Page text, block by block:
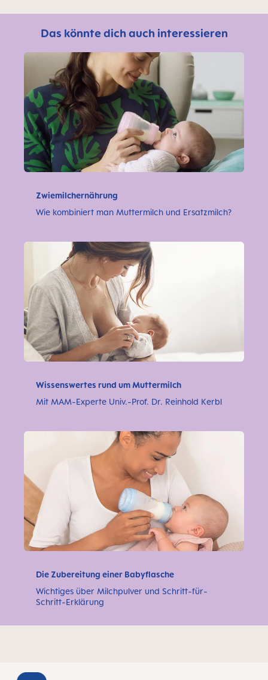
Das könnte dich auch interessieren
Zwiemilchernährung
Wie kombiniert man Muttermilch und Ersatzmilch?
Wissenswertes rund um Muttermilch
Mit MAM-Experte Univ.-Prof. Dr. Reinhold Kerbl
Die Zubereitung einer Babyflasche
Wichtiges über Milchpulver und Schritt-für-
Schritt-Erklärung